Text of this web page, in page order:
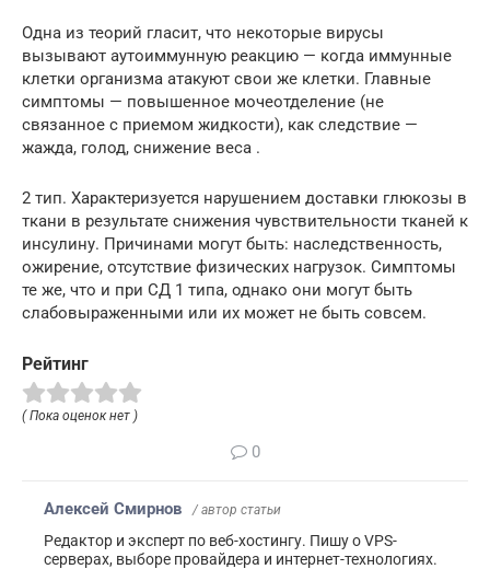
Одна из теорий гласит, что некоторые вирусы
вызывают аутоиммунную реакцию — когда иммунные
клетки организма атакуют свои же клетки. Главные
симптомы — повышенное мочеотделение (не
связанное с приемом жидкости), как следствие —
жажда, голод, снижение веса .
2 тип. Характеризуется нарушением доставки глюкозы в
ткани в результате снижения чувствительности тканей к
инсулину. Причинами могут быть: наследственность,
ожирение, отсутствие физических нагрузок. Симптомы
те же, что и при СД 1 типа, однако они могут быть
слабовыраженными или их может не быть совсем.
Рейтинг
( Пока оценок нет )
0
Алексей Смирнов / автор статьи
Редактор и эксперт по веб-хостингу. Пишу о VPS-
серверах, выборе провайдера и интернет-технологиях.